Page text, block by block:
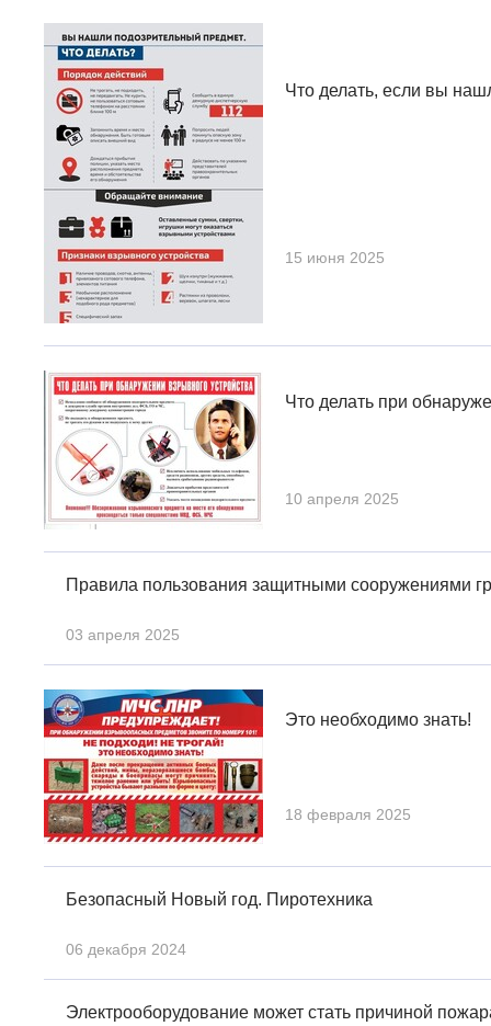
Что делать, если вы
15 июня 2025
Что делать при
10 апреля 2025
Правила пользования защитными сооружениями
03 апреля 2025
Это необходимо знать!
18 февраля 2025
Безопасный Новый год. Пиротехника
06 декабря 2024
Электрооборудование может стать причиной